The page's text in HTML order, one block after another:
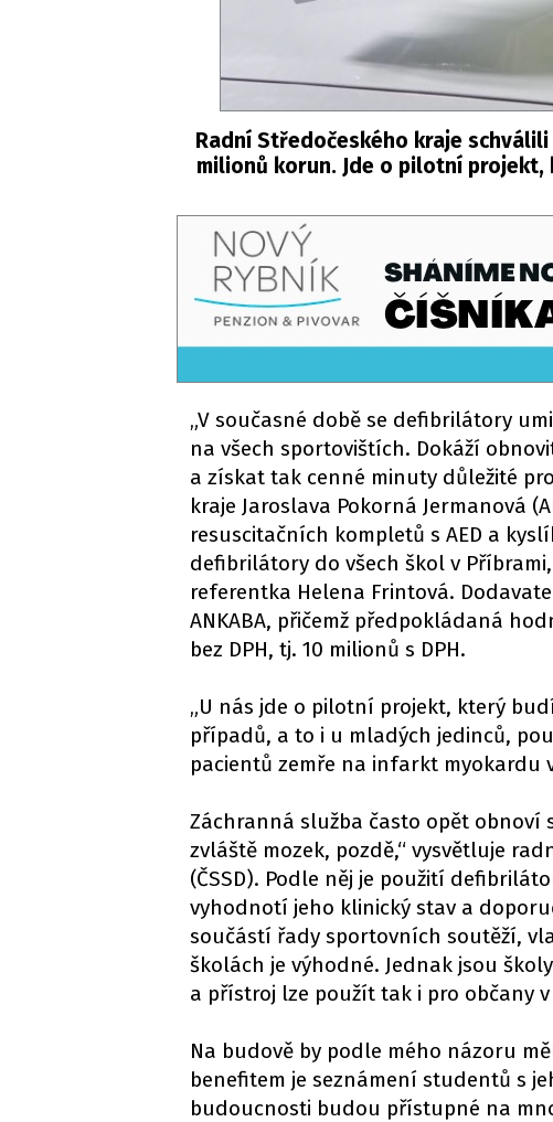
Radní Středočeského kraje
milionů korun. Jde o pilotní
„V současné době se defibrilátory
na všech sportovištích. Dokáží
a získat tak cenné minuty důležité
kraje Jaroslava Pokorná Jermanová
resuscitačních kompletů s AED a
defibrilátory do všech škol v
referentka Helena Frintová.
ANKABA, přičemž předpokládaná
bez DPH, tj. 10 milionů s DPH.
„U nás jde o pilotní projekt, který
případů, a to i u mladých jedinců,
pacientů zemře na infarkt myokardu
Záchranná služba často opět
zvláště mozek, pozdě,“ vysvětluje
(ČSSD). Podle něj je použití
vyhodnotí jeho klinický stav a
součástí řady sportovních soutěží,
školách je výhodné. Jednak jsou
a přístroj lze použít tak i pro občany
Na budově by podle mého názoru
benefitem je seznámení studentů s
budoucnosti budou přístupné na